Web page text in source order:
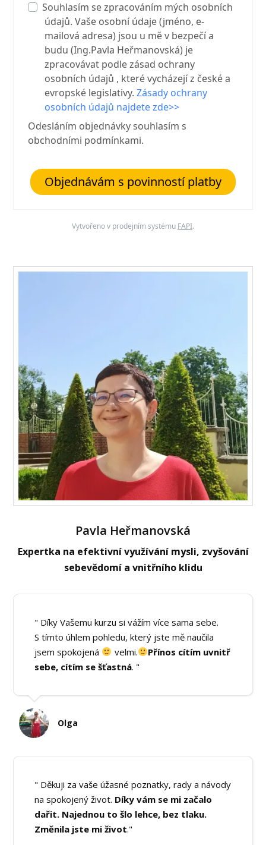
Souhlasím se zpracováním mých osobních
údajů. Vaše osobní údaje (jméno, e-
mailová adresa) jsou u mě v bezpečí a
budu (Ing.Pavla Heřmanovská) je
zpracovávat podle zásad ochrany
osobních údajů , které vycházejí z české a
evropské legislativy.Zásady ochrany
osobních údajů najdete zde>>
Odesláním objednávky souhlasím s
obchodními podmínkami.
Objednávám s povinností platby
Vytvořeno v prodejním systému FAPI.
Pavla Heřmanovská
Expertka na efektivní využívání mysli, zvyšování
sebevědomí a vnitřního klidu
" Díky Vašemu kurzu si vážím více sama sebe.
S tímto úhlem pohledu, který jste mě naučila
jsem spokojená
velmi.
Přínos cítím uvnitř
sebe, cítím se šťastná. "
Olga
" Děkuji za vaše úžasné poznatky, rady a návody
na spokojený život. Díky vám se mi začalo
dařit. Najednou to šlo lehce, bez tlaku.
Změnila jste mi život."